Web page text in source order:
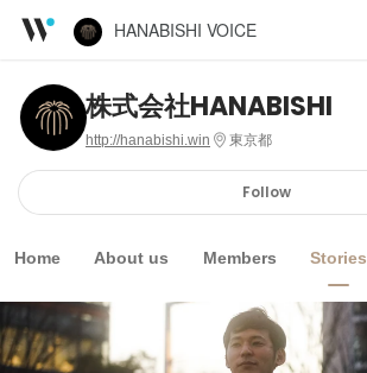
HANABISHI VOICE
株式会社HANABISHI
http://hanabishi.win 東京都
Follow
Home About us Members Stories